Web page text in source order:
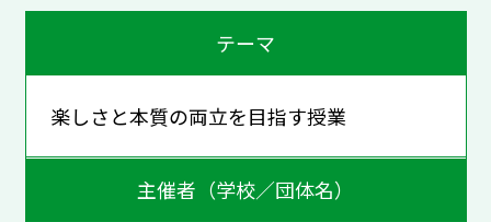
テーマ
楽しさと本質の両立を目指す授業
主催者（学校／団体名）